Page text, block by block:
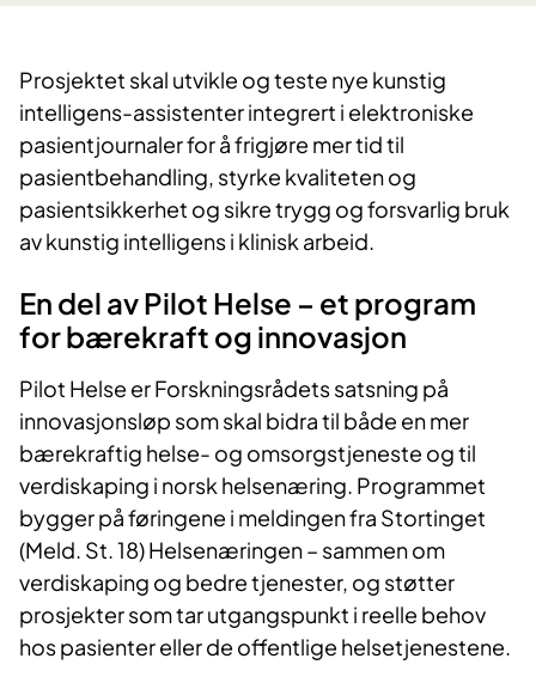
Prosjektet skal utvikle og teste nye kunstig
intelligens-assistenter integrert i elektroniske
pasientjournaler for å frigjøre mer tid til
pasientbehandling, styrke kvaliteten og
pasientsikkerhet og sikre trygg og forsvarlig bruk
av kunstig intelligens i klinisk arbeid.
En del av Pilot Helse – et program
for bærekraft og innovasjon
Pilot Helse er Forskningsrådets satsning på
innovasjonsløp som skal bidra til både en mer
bærekraftig helse- og omsorgstjeneste og til
verdiskaping i norsk helsenæring. Programmet
bygger på føringene i meldingen fra Stortinget
(Meld. St. 18) Helsenæringen – sammen om
verdiskaping og bedre tjenester, og støtter
prosjekter som tar utgangspunkt i reelle behov
hos pasienter eller de offentlige helsetjenestene.